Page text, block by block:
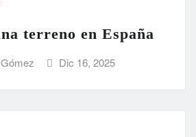
terreno en España
Dic 16, 2025